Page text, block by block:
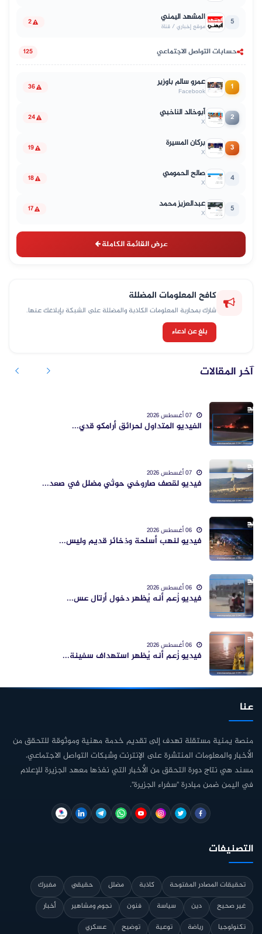
5 المشهد اليمني
موقع إخباري / قناة 2
حسابات التواصل الاجتماعي 125
1 عمرو سالم باوزير
Facebook
36
2 أبوخالد الناخبي
X
24
3 بركان المسيرة
X
19
4 صالح الحمومي
X
18
5 عبدالعزيز محمد
X
17
عرض القائمة الكاملة
كافح المعلومات المضللة
شارك بمحاربة المعلومات الكاذبة والمضللة على الشبكة بإبلاغك عنها.
بلغ عن ادعاء
آخر المقالات
الفيديو المتداول لحرائق أرامكو قدي...
فيديو لقصف صاروخي حوثي مضلل في صعد...
فيديو لنهب أسلحة وذخائر قديم وليس...
فيديو زُعم أنه يُظهر دخول أرتال عس...
فيديو زُعم أنه يُظهر استهداف سفينة...
عنا
منصة يمنية مستقلة تهدف إلى تقديم خدمة مهنية وموثوقة للتحقق من
الأخبار والمعلومات المنتشرة على الإنترنت وشبكات التواصل الاجتماعي.
مسند هي نتاج دورة التحقق من الأخبار التي نفذها معهد الجزيرة للإعلام
في اليمن ضمن مبادرة "سفراء الجزيرة".
التصنيفات
تحقيقات المصادر المفتوحة كاذبة مضلل حقيقي
مفبرك
غير صحيح
دين سياسة فنون نجوم ومشاهير
أخبار
تكنولوجيا
رياضة توعية توضيح
عسكري